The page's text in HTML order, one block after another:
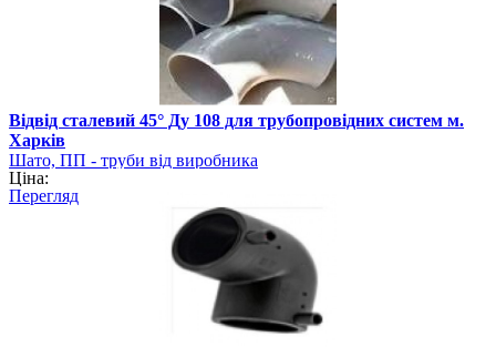
Відвід сталевий 45° Ду 108 для трубопровідних систем м.
Харків
Шато, ПП - труби від виробника
Ціна:
Перегляд